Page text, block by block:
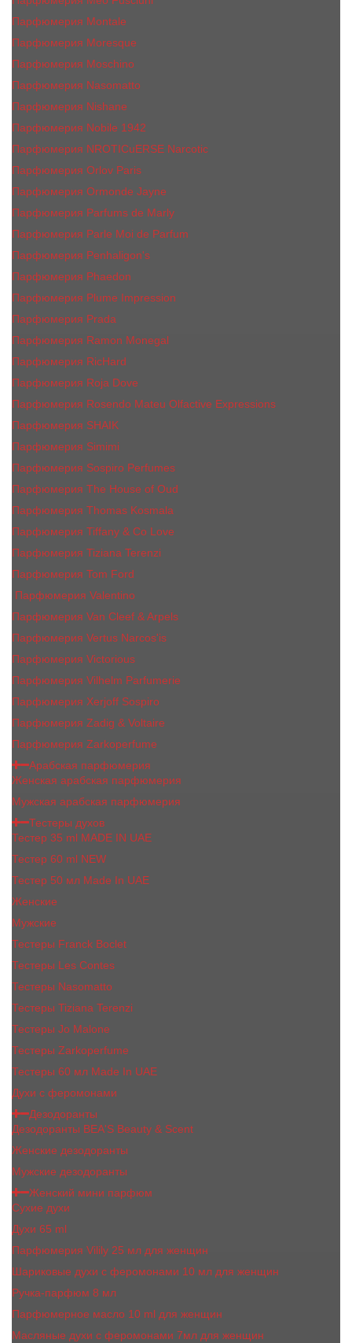
Парфюмерия Montale
Парфюмерия Moresque
Парфюмерия Moschino
Парфюмерия Nasomatto
Парфюмерия Nishane
Парфюмерия Nobile 1942
Парфюмерия NROTICuERSE Narcotic
Парфюмерия Orlov Paris
Парфюмерия Ormonde Jayne
Парфюмерия Parfums de Marly
Парфюмерия Parle Moi de Parfum
Парфюмерия Penhaligon's
Парфюмерия Phaedon
Парфюмерия Plume Impression
Парфюмерия Prada
Парфюмерия Ramon Monegal
Парфюмерия RicHard
Парфюмерия Roja Dove
Парфюмерия Rosendo Mateu Olfactive Expressions
Парфюмерия SHAIK
Парфюмерия Simimi
Парфюмерия Sospiro Perfumes
Парфюмерия The House of Oud
Парфюмерия Thomas Kosmala
Парфюмерия Tiffany & Co Love
Парфюмерия Tiziana Terenzi
Парфюмерия Tom Ford
Парфюмерия Valentino
Парфюмерия Van Cleef & Arpels
Парфюмерия Vertus Narcos'is
Парфюмерия Victorious
Парфюмерия Vilhelm Parfumerie
Парфюмерия Xerjoff Sospiro
Парфюмерия Zadig & Voltaire
Парфюмерия Zarkoperfume
Арабская парфюмерия
Женская арабская парфюмерия
Мужская арабская парфюмерия
Тестеры духов
Тестер 35 ml MADE IN UAE
Тестер 60 ml NEW
Тестер 50 мл Made In UAE
Женские
Мужские
Тестеры Franck Boclet
Тестеры Les Contes
Тестеры Nasomatto
Тестеры Tiziana Terenzi
Тестеры Jо Malоnе
Тестеры Zarkoperfume
Тестеры 60 мл Made In UAE
Духи с феромонами
Дезодоранты
Дезодоранты BEA'S Beauty & Scent
Женские дезодоранты
Мужские дезодоранты
Женский мини парфюм
Сухие духи
Духи 65 ml
Парфюмерия Vilily 25 мл для женщин
Шариковые духи с феромонами 10 мл для женщин
Ручка-парфюм 8 мл
Парфюмерное масло 10 ml для женщин
Масляные духи c феромонами 7мл для женщин